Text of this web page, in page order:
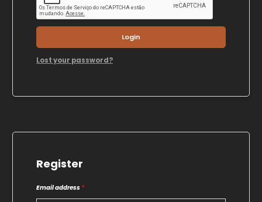
Login
Lost your password?
Register
Email address *